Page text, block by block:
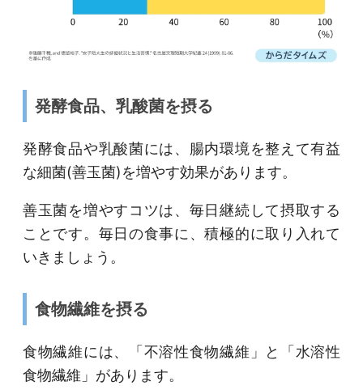
発酵食品、乳酸菌を摂る
発酵食品や乳酸菌には、腸内環境を整えて有益
な細菌(善玉菌)を増やす効果があります。
善玉菌を増やすコツは、毎日継続して摂取する
ことです。毎日の食事に、積極的に取り入れて
いきましょう。
食物繊維を摂る
食物繊維には、「不溶性食物繊維」と「水溶性
食物繊維」があります。